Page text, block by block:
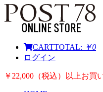
CARTTOTAL: ￥0
ログイン
￥22,000（税込）以上お買